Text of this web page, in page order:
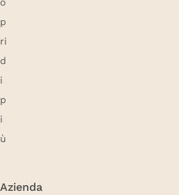
Azienda